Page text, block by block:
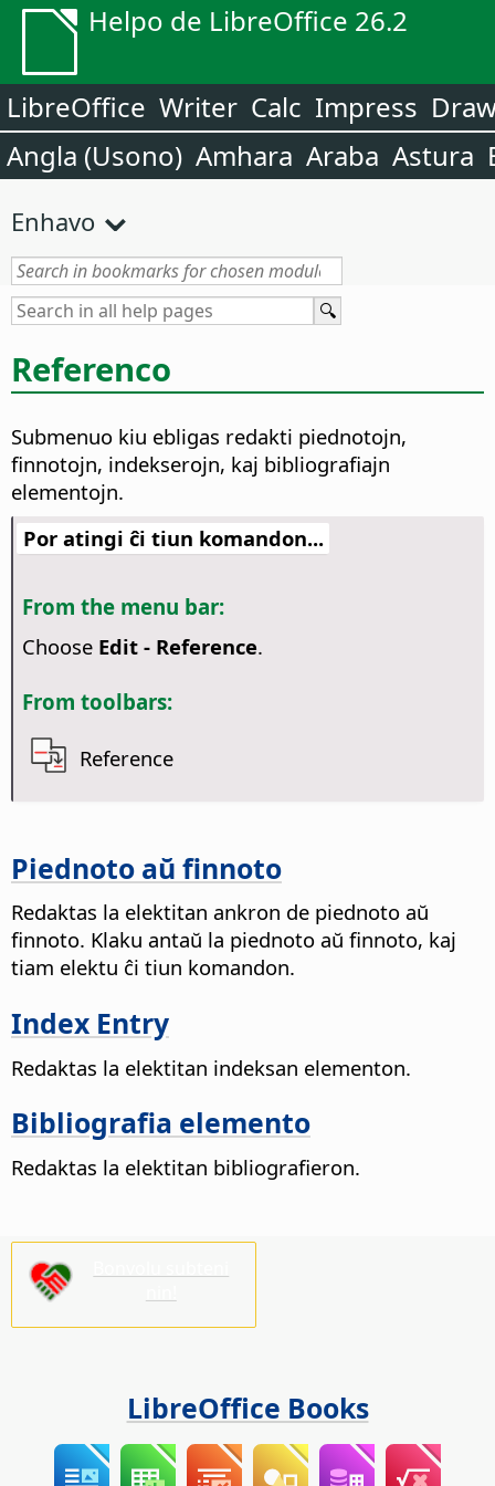
Helpo de LibreOffice 26.2
LibreOffice Writer Calc Impress
Angla (Usono) Amhara Araba Astura
Enhavo
Referenco
Submenuo kiu ebligas redakti piednotojn,
finnotojn, indekserojn, kaj bibliografiajn
elementojn.
Por atingi ĉi tiun komandon...
From the menu bar:
Choose Edit - Reference.
From toolbars:
Reference
Piednoto aŭ finnoto
Redaktas la elektitan ankron de piednoto aŭ
finnoto. Klaku antaŭ la piednoto aŭ finnoto, kaj
tiam elektu ĉi tiun komandon.
Index Entry
Redaktas la elektitan indeksan elementon.
Bibliografia elemento
Redaktas la elektitan bibliografieron.
LibreOffice Books